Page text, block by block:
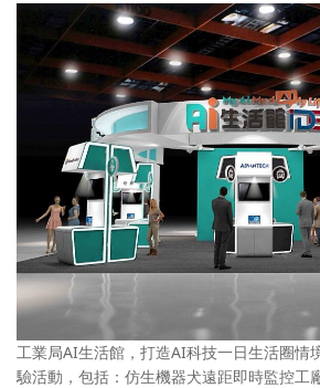
工業局AI生活館，打造AI科技一日生活圈情
驗活動，包括：仿生機器犬遠距即時監控工